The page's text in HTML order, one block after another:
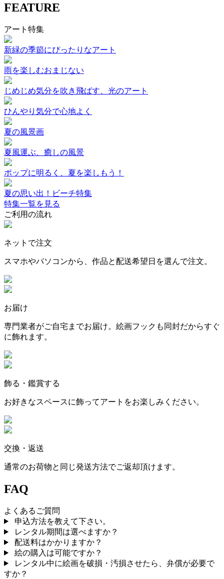
FEATURE
アート特集
新緑の季節にぴったりなアート
雨を楽しむおまじない
じめじめ気分を吹き飛ばす、光のアート
ひんやり気分で心地よく
夏の風景画
夏風運ぶ、癒しの風景
ポップに明るく、夏を楽しもう！
夏の思い出！ビーチ特集
特集一覧を見る
ご利用の流れ
ネットで注文
スマホやパソコンから、作品と配送希望日を選んで注文。
お届け
専門業者がご自宅までお届け。絵画フックも同封だからすぐ
に飾れます。
飾る・鑑賞する
お好きなスペースに飾ってアートをお楽しみください。
交換・返送
通常のお荷物と同じ発送方法でご返却頂けます。
FAQ
よくあるご質問
申込方法を教えて下さい。
レンタル期間は選べますか？
配送料はかかりますか？
絵の購入は可能ですか？
レンタル中に絵画を破損・汚損させたら、弁償が必要で
すか？